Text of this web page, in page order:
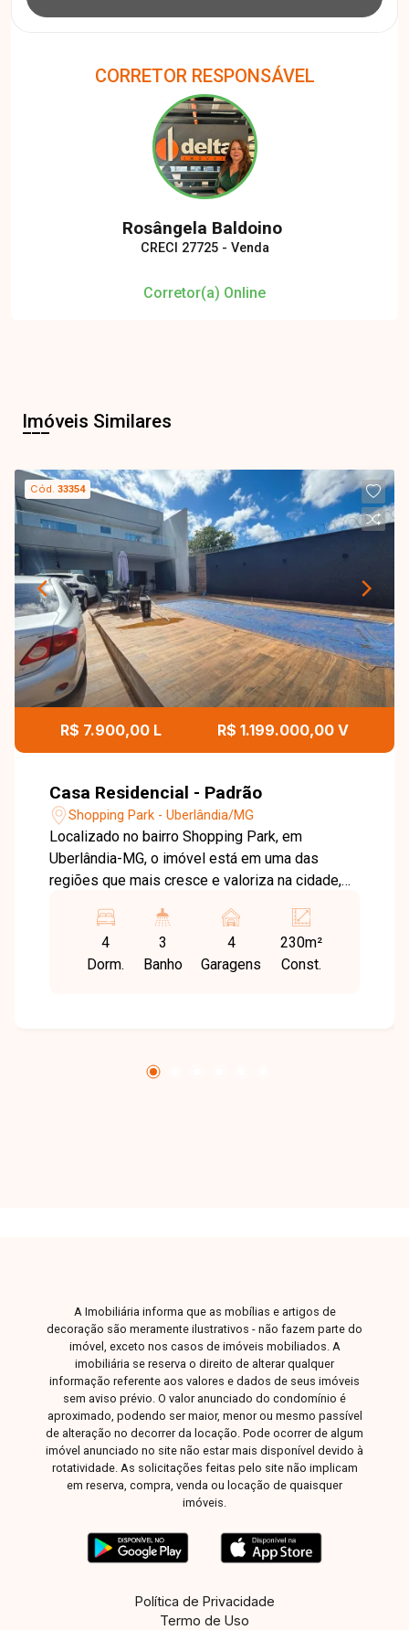
CORRETOR RESPONSÁVEL
Rosângela Baldoino
CRECI 27725 - Venda
Corretor(a) Online
Imóveis Similares
Cód.33354
R$ 7.900,00 L R$ 1.199.000,00 V
Casa Residencial - Padrão
Shopping Park - Uberlândia/MG
Localizado no bairro Shopping Park, em
Uberlândia-MG, o imóvel está em uma das
regiões que mais cresce e valoriza na cidade,
principais vias. O bairro oferece excelente
infraestrutura, praticidade e qualidade de vida,
sendo ideal para quem busca conforto e
planejados e ilha central, área de serviço com
da cidade. Agende sua visita e venha conhecer
seu novo lar!
4
Dorm.
3
Banho
4
Garagens
230m²
Const.
A Imobiliária informa que as mobílias e artigos de
decoração são meramente ilustrativos - não fazem parte do
imóvel, exceto nos casos de imóveis mobiliados. A
imobiliária se reserva o direito de alterar qualquer
informação referente aos valores e dados de seus imóveis
sem aviso prévio. O valor anunciado do condomínio é
aproximado, podendo ser maior, menor ou mesmo passível
de alteração no decorrer da locação. Pode ocorrer de algum
imóvel anunciado no site não estar mais disponível devido à
rotatividade. As solicitações feitas pelo site não implicam
em reserva, compra, venda ou locação de quaisquer
imóveis.
Política de Privacidade
Termo de Uso